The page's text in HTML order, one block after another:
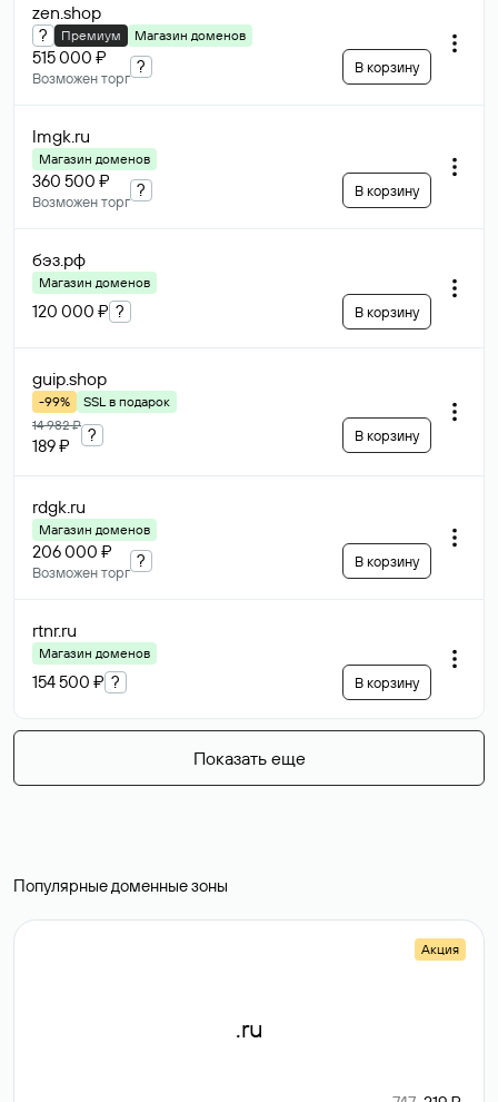
zen.shop
? Премиум Магазин доменов
515 000 ₽
Возможен торг
? В корзину
lmgk.ru
Магазин доменов
360 500 ₽
Возможен торг
? В корзину
бэз.рф
Магазин доменов
120 000 ₽ ? В корзину
guip.shop
-99%
SSL в подарок
14 982 ₽
189 ₽
? В корзину
rdgk.ru
Магазин доменов
206 000 ₽
Возможен торг
? В корзину
rtnr.ru
Магазин доменов
154 500 ₽ ? В корзину
Показать еще
Популярные доменные зоны
Акция
.ru